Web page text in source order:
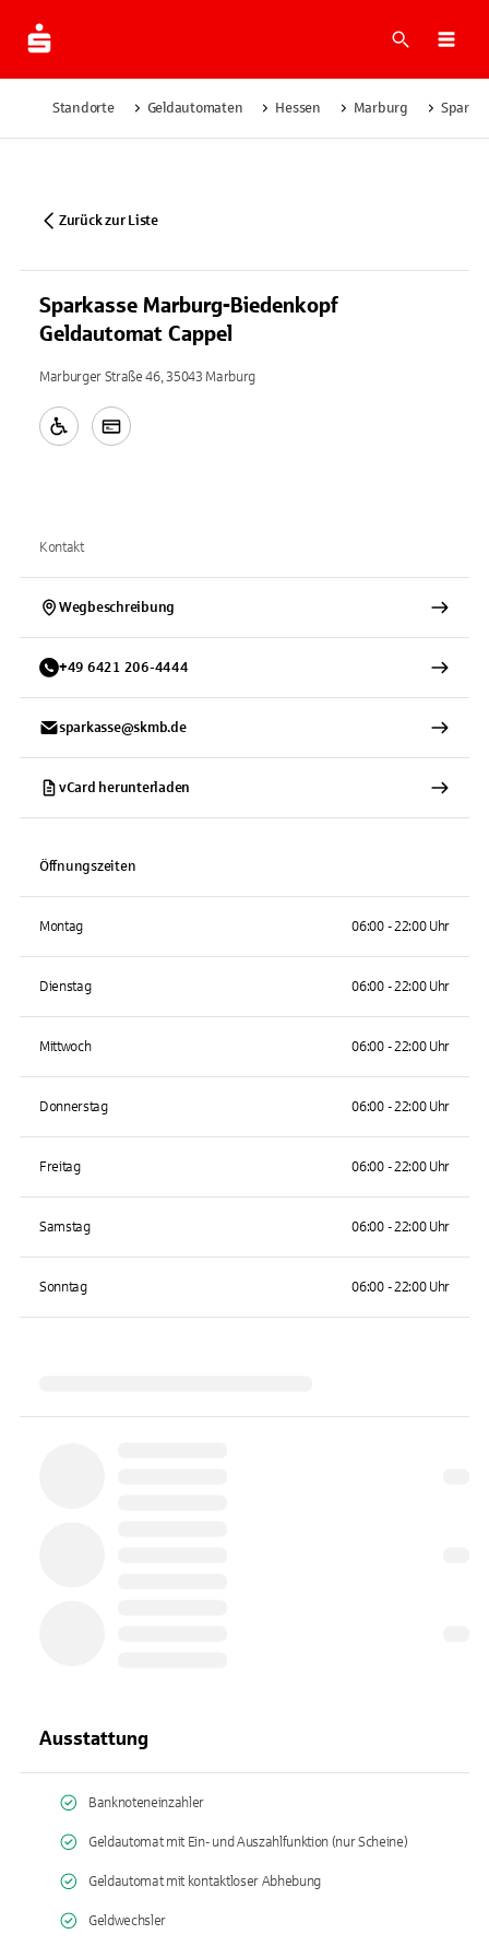
Suche
Standorte Geldautomaten Hessen Marburg
Zurück zur Liste
Sparkasse Marburg-Biedenkopf
Geldautomat Cappel
Marburger Straße 46, 35043 Marburg
Kontakt
Wegbeschreibung
+49 6421 206-4444
sparkasse@skmb.de
vCard herunterladen
Öffnungszeiten
Montag 06:00 - 22:00 Uhr
Dienstag 06:00 - 22:00 Uhr
Mittwoch 06:00 - 22:00 Uhr
Donnerstag 06:00 - 22:00 Uhr
Freitag 06:00 - 22:00 Uhr
Samstag 06:00 - 22:00 Uhr
Sonntag 06:00 - 22:00 Uhr
Ausstattung
Banknoteneinzahler
Geldautomat mit Ein- und Auszahlfunktion (nur Scheine)
Geldautomat mit kontaktloser Abhebung
Geldwechsler